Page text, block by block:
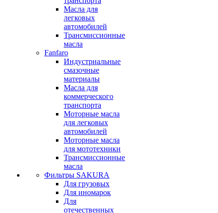
Масла для
легковых
автомобилей
Трансмиссионные
масла
Fanfaro
Индустриальные
смазочные
материалы
Масла для
коммерческого
транспорта
Моторные масла
для легковых
автомобилей
Моторные масла
для мототехники
Трансмиссионные
масла
Фильтры SAKURA
Для грузовых
Для иномарок
Для
отечественных